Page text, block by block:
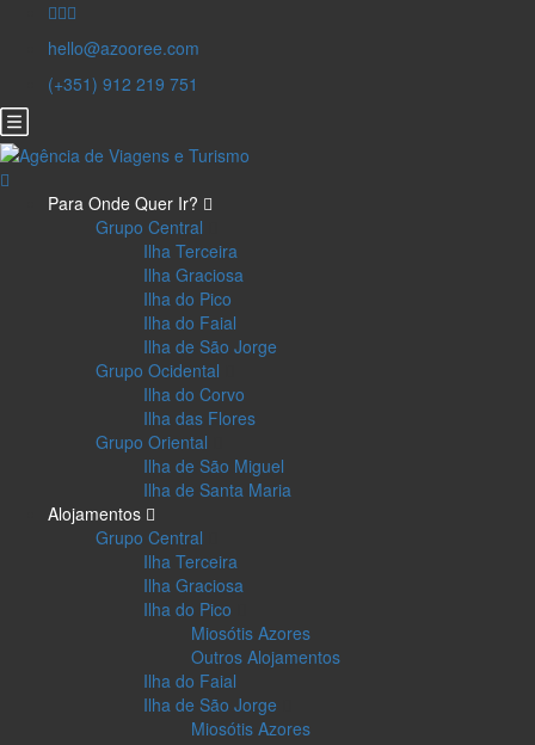
hello@azooree.com
(+351) 912 219 751
Para Onde Quer Ir?
Grupo Central
Ilha Terceira
Ilha Graciosa
Ilha do Pico
Ilha do Faial
Ilha de São Jorge
Grupo Ocidental
Ilha do Corvo
Ilha das Flores
Grupo Oriental
Ilha de São Miguel
Ilha de Santa Maria
Alojamentos
Grupo Central
Ilha Terceira
Ilha Graciosa
Ilha do Pico
Miosótis Azores
Outros Alojamentos
Ilha do Faial
Ilha de São Jorge
Miosótis Azores